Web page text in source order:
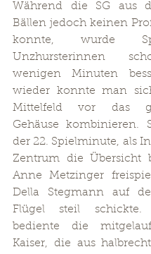
Während die SG aus
Bällen jedoch keinen
konnte, wurde
Unzhursterinnen
wenigen Minuten
wieder konnte man
Mittelfeld vor das
Gehäuse kombinieren.
der 22. Spielminute, als
Zentrum die Übersicht
Anne Metzinger
Della Stegmann auf
Flügel steil schickte.
bediente die
Kaiser, die aus